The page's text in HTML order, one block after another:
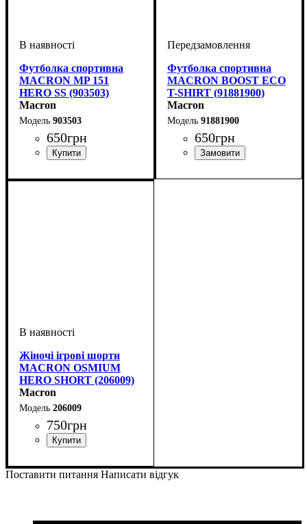
Футболка спортивна
MACRON MP 151
HERO SS (903503)
Macron
903503
650грн
Дитяче
Футболка спортивна
MACRON BOOST ECO
T-SHIRT (91881900)
Macron
91881900
650грн
Чоловічий
Жіночі ігрові шорти
MACRON OSMIUM
HERO SHORT (206009)
Macron
206009
750грн
Поставити питання Написати відгук